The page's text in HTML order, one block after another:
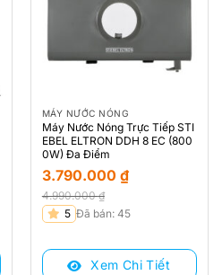
MÁY NƯỚC NÓNG
Máy Nước Nóng Trực Tiếp STI
EBEL ELTRON DDH 8 EC (800
0W) Đa Điểm
4.990.000₫
Giá
là:
4.990.000 ₫.
3.790.000 ₫
Giá
tại
5 Đã bán: 45
Xem Chi Tiết